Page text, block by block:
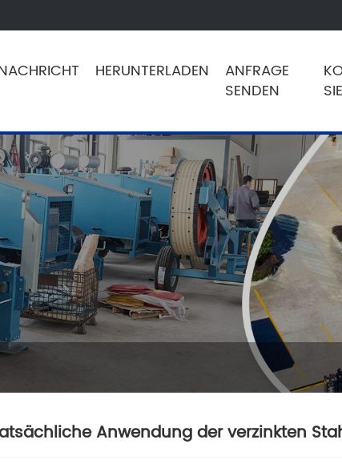
HERUNTERLADEN
ANFRAGE
SENDEN
Anwendung der verzinkten